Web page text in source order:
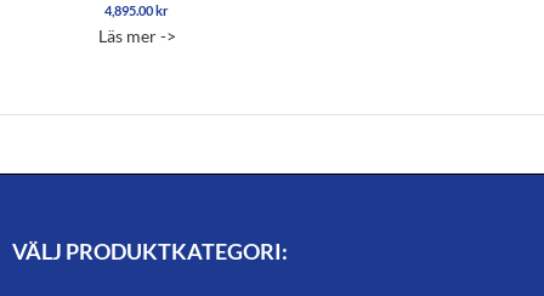
4,895.00kr
Läs mer ->
VÄLJ PRODUKTKATEGORI: